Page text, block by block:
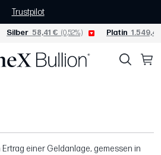
Trustpilot
Silber 58,41 € (0,52%) Platin
einer Geldanlage, gemessen in